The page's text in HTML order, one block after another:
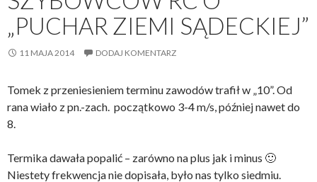
„PUCHAR ZIEMI SĄDECKIEJ”
11 MAJA 2014 DODAJ KOMENTARZ
Tomek z przeniesieniem terminu zawodów trafił w „10”. Od
rana wiało z pn.-zach. początkowo 3-4 m/s, później nawet do
8.
Termika dawała popalić – zarówno na plus jak i minus 🙂
Niestety frekwencja nie dopisała, było nas tylko siedmiu.